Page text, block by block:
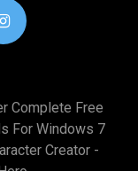
Complete Free
For Windows 7
Creator -